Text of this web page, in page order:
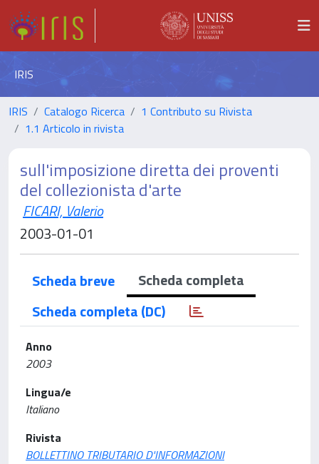
IRIS
IRIS Catalogo Ricerca
1 Contributo su Rivista
1.1 Articolo in rivista
sull'imposizione diretta dei proventi
del collezionista d'arte
FICARI, Valerio
2003-01-01
Scheda breve
Scheda completa
Scheda completa (DC)
Anno
2003
Lingua/e
Italiano
Rivista
BOLLETTINO TRIBUTARIO D'INFORMAZIONI